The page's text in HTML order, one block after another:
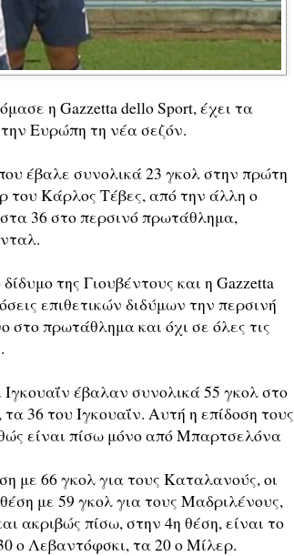
η Gazzetta dello Sport, έχει τα
Ευρώπη τη νέα σεζόν.
έβαλε συνολικά 23 γκολ στην πρώτη
του Κάρλος Τέβες, από την άλλη ο
36 στο περσινό πρωτάθλημα,
της Γιουβέντους και η Gazzetta
επιθετικών διδύμων την περσινή
πρωτάθλημα και όχι σε όλες τις
έβαλαν συνολικά 55 γκολ στο
36 του Ιγκουαΐν. Αυτή η επίδοση τους
είναι πίσω μόνο από Μπαρτσελόνα
με 66 γκολ για τους Καταλανούς, οι
με 59 γκολ για τους Μαδριλένους,
ακριβώς πίσω, στην 4η θέση, είναι το
ο Λεβαντόφσκι, τα 20 ο Μίλερ.